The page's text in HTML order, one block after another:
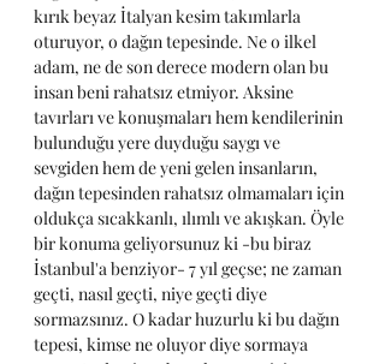
kırık beyaz İtalyan kesim takımlarla
oturuyor, o dağın tepesinde. Ne o ilkel
adam, ne de son derece modern olan bu
insan beni rahatsız etmiyor. Aksine
tavırları ve konuşmaları hem kendilerinin
bulunduğu yere duyduğu saygı ve
sevgiden hem de yeni gelen insanların,
dağın tepesinden rahatsız olmamaları için
oldukça sıcakkanlı, ılımlı ve akışkan. Öyle
bir konuma geliyorsunuz ki -bu biraz
İstanbul'a benziyor- 7 yıl geçse; ne zaman
geçti, nasıl geçti, niye geçti diye
sormazsınız. O kadar huzurlu ki bu dağın
tepesi, kimse ne oluyor diye sormaya